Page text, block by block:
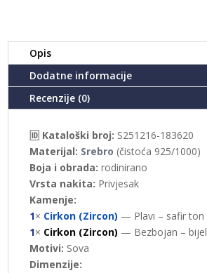
Opis
Dodatne informacije
Recenzije (0)
🆔 Kataloški broj: S251216-183620
Materijal: Srebro (čistoća 925/1000)
Boja i obrada: rodinirano
Vrsta nakita: Privjesak
Kamenje:
1× Cirkon (Zircon) — Plavi – safir ton
1× Cirkon (Zircon) — Bezbojan –
Motivi: Sova
Dimenzije: